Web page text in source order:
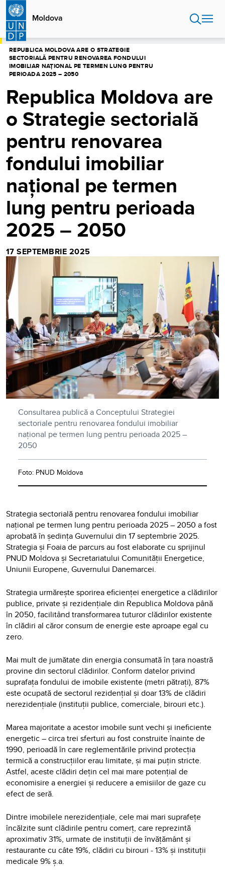
Sari
conținutul
principal
Moldova
ACASĂMOLDOVACENTRU MEDIA
REPUBLICA MOLDOVA ARE O STRATEGIE
SECTORIALĂ PENTRU RENOVAREA FONDULUI
IMOBILIAR NAȚIONAL PE TERMEN LUNG PENTRU
PERIOADA 2025 – 2050
Republica Moldova are
o Strategie sectorială
pentru renovarea
fondului imobiliar
național pe termen
lung pentru perioada
2025 – 2050
17 SEPTEMBRIE 2025
Consultarea publică a Conceptului Strategiei
sectoriale pentru renovarea fondului imobiliar
național pe termen lung pentru perioada 2025 –
2050
Foto: PNUD Moldova
Strategia sectorială pentru renovarea fondului imobiliar
național pe termen lung pentru perioada 2025 – 2050 a fost
aprobată în ședința Guvernului din 17 septembrie 2025.
Strategia și Foaia de parcurs au fost elaborate cu sprijinul
PNUD Moldova și Secretariatului Comunității Energetice,
Uniunii Europene, Guvernului Danemarcei.
Strategia urmărește sporirea eficienței energetice a clădirilor
publice, private și rezidențiale din Republica Moldova până
în 2050, facilitând transformarea tuturor clădirilor existente
în clădiri al căror consum de energie este aproape egal cu
zero.
Mai mult de jumătate din energia consumată în țara noastră
provine din sectorul clădirilor. Conform datelor privind
suprafața fondului de imobile existente (metri pătrați), 87%
este ocupată de sectorul rezidențial și doar 13% de clădiri
nerezidențiale (instituții publice, comerciale, birouri etc.).
Marea majoritate a acestor imobile sunt vechi și ineficiente
energetic – circa trei sferturi au fost construite înainte de
1990, perioadă în care reglementările privind protecția
termică a construcțiilor erau limitate, și mai puțin stricte.
Astfel, aceste clădiri dețin cel mai mare potențial de
economisire a energiei și reducere a emisiilor de gaze cu
efect de seră.
Dintre imobilele nerezidențiale, cele mai mari suprafețe
încălzite sunt clădirile pentru comerț, care reprezintă
aproximativ 31%, urmate de instituții de învățământ și
restaurante cu câte 19%, clădiri cu birouri - 13% și instituții
medicale 9% ș.a.